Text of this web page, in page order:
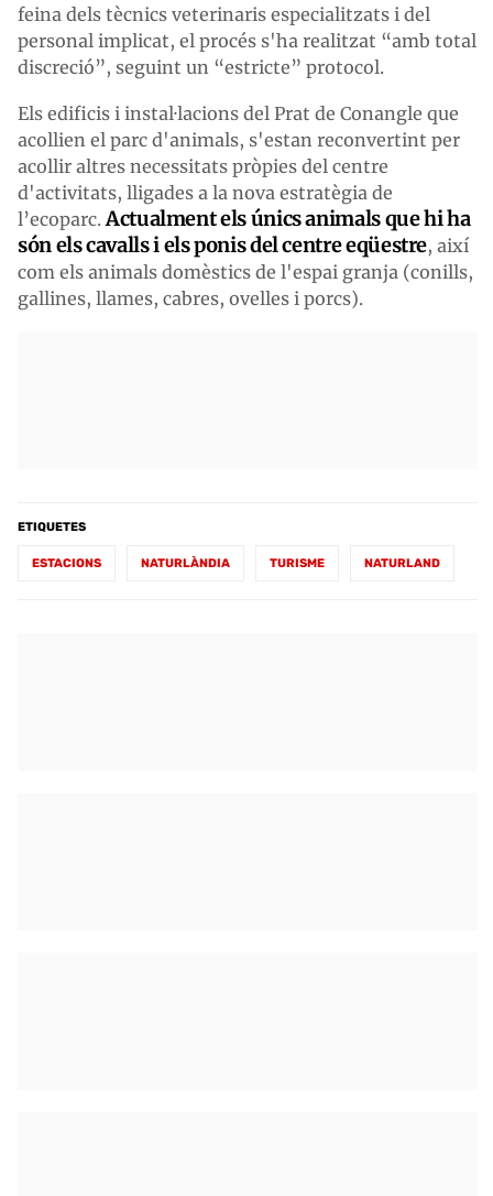
feina dels tècnics veterinaris especialitzats i del
personal implicat, el procés s'ha realitzat “amb total
discreció”, seguint un “estricte” protocol.
Els edificis i instal·lacions del Prat de Conangle que
acollien el parc d'animals, s'estan reconvertint per
acollir altres necessitats pròpies del centre
d'activitats, lligades a la nova estratègia de
l’ecoparc. Actualment els únics animals que hi ha
són els cavalls i els ponis del centre eqüestre, així
com els animals domèstics de l'espai granja (conills,
gallines, llames, cabres, ovelles i porcs).
ETIQUETES
ESTACIONS NATURLÀNDIA TURISME NATURLAND